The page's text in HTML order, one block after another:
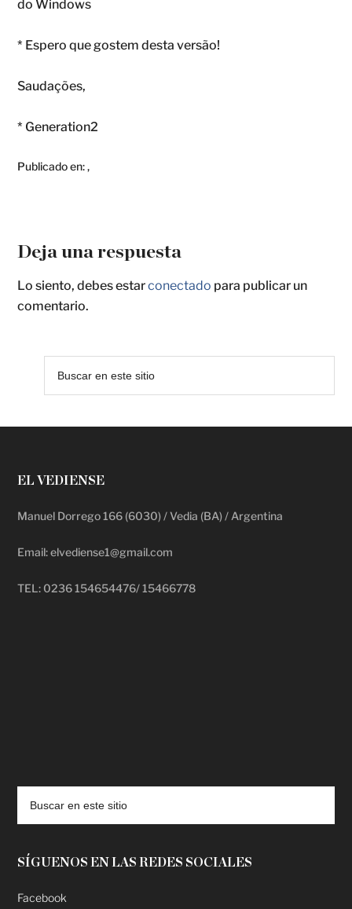
do Windows
* Espero que gostem desta versão!
Saudações,
* Generation2
Publicado en:,
Deja una respuesta
Lo siento, debes estarconectado para publicar un
comentario.
EL VEDIENSE
Manuel Dorrego 166 (6030) / Vedia (BA) / Argentina
Email: elvediense1@gmail.com
TEL: 0236 154654476/ 15466778
SÍGUENOS EN LAS REDES SOCIALES
Facebook